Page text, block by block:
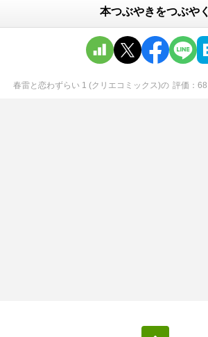
本つぶやきをつぶやく
春雷と恋わずらい 1 (クリエコミックス)の 評価 68